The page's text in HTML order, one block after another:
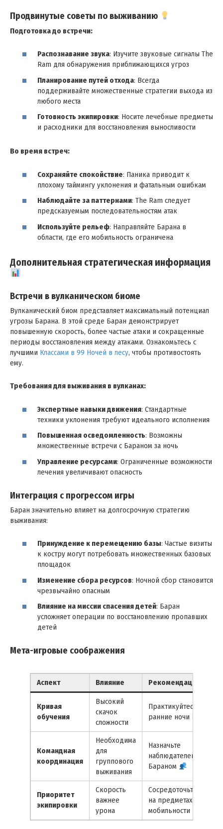
Продвинутые советы по выживанию
Подготовка до встречи:
Распознавание звука: Изучите звуковые сигналы The
Ram для обнаружения приближающихся угроз
Планирование путей отхода: Всегда
поддерживайте множественные стратегии выхода из
любого места
Готовность экипировки: Носите лечебные предметы
и расходники для восстановления выносливости
Во время встреч:
Сохраняйте спокойствие: Паника приводит к
плохому таймингу уклонения и фатальным ошибкам
Наблюдайте за паттернами: The Ram следует
предсказуемым последовательностям атак
Используйте рельеф: Направляйте Барана в
области, где его мобильность ограничена
Дополнительная стратегическая информация
Встречи в вулканическом биоме
Вулканический биом представляет максимальный потенциал
угрозы Барана. В этой среде Баран демонстрирует
повышенную скорость, более частые атаки и сокращенные
периоды восстановления между атаками. Ознакомьтесь с
лучшими Классами в 99 Ночей в лесу, чтобы противостоять
ему.
Требования для выживания в вулканах:
Экспертные навыки движения: Стандартные
техники уклонения требуют идеального исполнения
Повышенная осведомленность: Возможны
множественные встречи с Бараном за ночь
Управление ресурсами: Ограниченные возможности
лечения увеличивают опасность
Интеграция с прогрессом игры
Баран значительно влияет на долгосрочную стратегию
выживания:
Принуждение к перемещению базы: Частые визиты
к костру могут потребовать множественных базовых
площадок
Изменение сбора ресурсов: Ночной сбор становится
чрезвычайно опасным
Влияние на миссии спасения детей: Баран
усложняет операции по восстановлению пропавших
детей
Мета-игровые соображения
Аспект Влияние Рекомендация
Кривая
обучения
Высокий
скачок
сложности
Практикуйтесь в
ранние ночи
Командная
координация
Необходима
для
группового
выживания
Назначьте
наблюдателей за
Бараном
Приоритет
экипировки
Скорость
важнее
урона
Сосредоточьтесь
на предметах
мобильности